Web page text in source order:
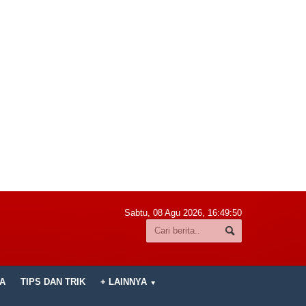
Sabtu, 08 Agu 2026, 16:49:51
TIPS DAN TRIK + LAINNYA